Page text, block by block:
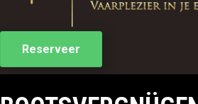
Reserveer